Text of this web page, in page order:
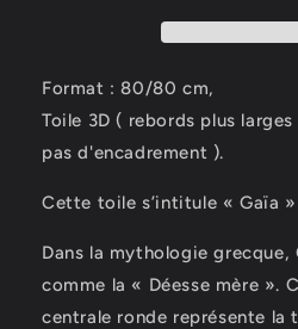
Format : 80/80 cm,
Toile 3D ( rebords plus
pas d'encadrement ).
Cette toile s’intitule « Gaïa »
Dans la mythologie grecque,
comme la « Déesse mère ».
centrale ronde représente la